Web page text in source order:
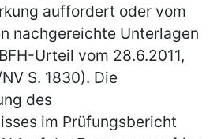
auffordert oder vom
nachgereichte Unterlagen
Urteil vom 28.6.2011,
S. 1830). Die
des
im Prüfungsbericht